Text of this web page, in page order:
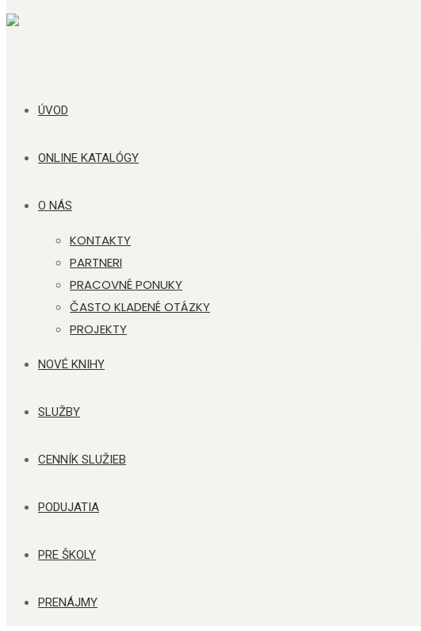
ÚVOD
ONLINE KATALÓGY
O NÁS
KONTAKTY
PARTNERI
PRACOVNÉ PONUKY
ČASTO KLADENÉ OTÁZKY
PROJEKTY
NOVÉ KNIHY
SLUŽBY
CENNÍK SLUŽIEB
PODUJATIA
PRE ŠKOLY
PRENÁJMY